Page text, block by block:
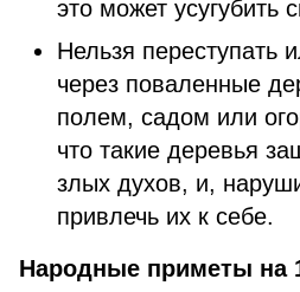
это может усугубить
Нельзя переступать
через поваленные
полем, садом или
что такие деревья
злых духов, и,
привлечь их к себе.
Народные приметы на